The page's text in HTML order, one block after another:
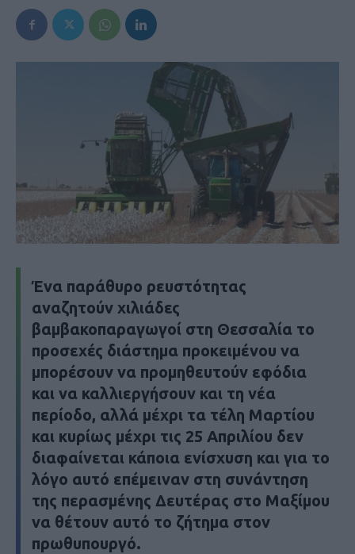
Ένα παράθυρο ρευστότητας
αναζητούν χιλιάδες
βαμβακοπαραγωγοί στη Θεσσαλία το
προσεχές διάστημα προκειμένου να
μπορέσουν να προμηθευτούν εφόδια
και να καλλιεργήσουν και τη νέα
περίοδο, αλλά μέχρι τα τέλη Μαρτίου
και κυρίως μέχρι τις 25 Απριλίου δεν
διαφαίνεται κάποια ενίσχυση και για το
λόγο αυτό επέμειναν στη συνάντηση
της περασμένης Δευτέρας στο Μαξίμου
να θέτουν αυτό το ζήτημα στον
πρωθυπουργό.